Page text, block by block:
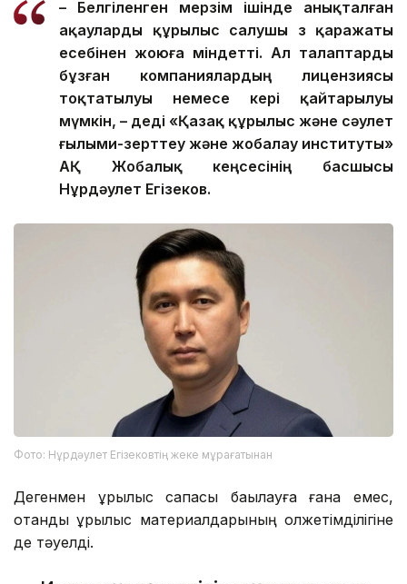
– Белгіленген мерзім ішінде анықталған
ақауларды құрылыс салушы өз қаражаты
есебінен жоюға міндетті. Ал талаптарды
бұзған компаниялардың лицензиясы
тоқтатылуы немесе кері қайтарылуы
мүмкін, – деді «Қазақ құрылыс және сәулет
ғылыми-зерттеу және жобалау институты»
АҚ Жобалық кеңсесінің басшысы
Нұрдәулет Егізеков.
Фото: Нұрдәулет Егізековтің жеке мұрағатынан
Дегенмен құрылыс сапасы бақылауға ғана емес,
отандық құрылыс материалдарының қолжетімділігіне
де тәуелді.